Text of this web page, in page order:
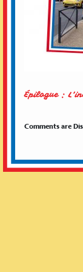
Épilogue :
Comments are